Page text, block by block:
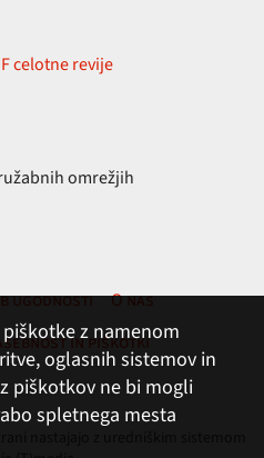
celotne revije
omrežjih
ugodnosti
O nas
in piškotki
nastajajo z uredniškim sistemom
z namenom
oglasnih sistemov in
piškotkov ne bi mogli
spletnega mesta